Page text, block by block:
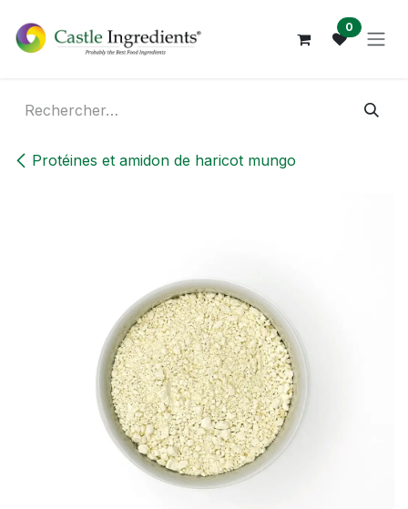
0
Protéines et amidon de haricot mungo